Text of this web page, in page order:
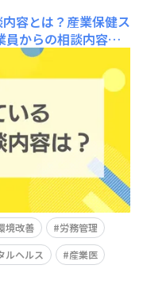
容とは？産業保健ス
員からの相談内容
わっていきます。産
で増えている相談は
援や施策立案につな
保健スタッフを対象
からの相談内容
境改善
労務管理
ルヘルス
産業医